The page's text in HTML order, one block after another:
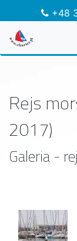
+48
Rejs
2017)
Galeria -